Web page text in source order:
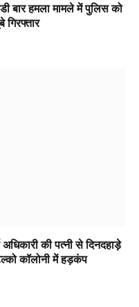
बार हमला मामले में पुलिस को
की पत्नी से दिनदहाड़े
कॉलोनी में हड़कंप